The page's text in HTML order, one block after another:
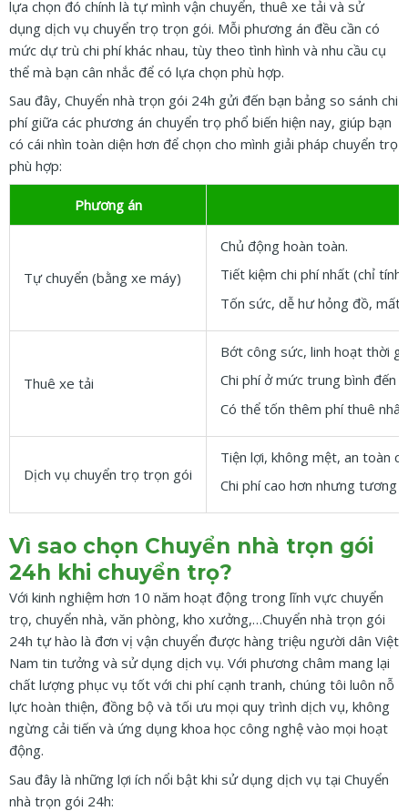
lựa chọn đó chính là tự mình vận chuyển, thuê xe tải và sử
dụng dịch vụ chuyển trọ trọn gói. Mỗi phương án đều cần có
mức dự trù chi phí khác nhau, tùy theo tình hình và nhu cầu cụ
thể mà bạn cân nhắc để có lựa chọn phù hợp.
Sau đây, Chuyển nhà trọn gói 24h gửi đến bạn bảng so sánh chi
phí giữa các phương án chuyển trọ phổ biến hiện nay, giúp bạn
có cái nhìn toàn diện hơn để chọn cho mình giải pháp chuyển trọ
phù hợp:
Phương án
Tự chuyển (bằng xe máy)
Chủ động hoàn toàn.
Tiết kiệm chi phí nhất (chỉ
Tốn sức, dễ hư hỏng đồ, mất
Thuê xe tải
Bớt công sức, linh hoạt thời
Chi phí ở mức trung bình đến
Có thể tốn thêm phí thuê
Dịch vụ chuyển trọ trọn gói
Tiện lợi, không mệt, an toàn
Chi phí cao hơn nhưng tương
Vì sao chọn Chuyển nhà trọn gói
24h khi chuyển trọ?
Với kinh nghiệm hơn 10 năm hoạt động trong lĩnh vực chuyển
trọ, chuyển nhà, văn phòng, kho xưởng,…Chuyển nhà trọn gói
24h tự hào là đơn vị vận chuyển được hàng triệu người dân Việt
Nam tin tưởng và sử dụng dịch vụ. Với phương châm mang lại
chất lượng phục vụ tốt với chi phí cạnh tranh, chúng tôi luôn nỗ
lực hoàn thiện, đồng bộ và tối ưu mọi quy trình dịch vụ, không
ngừng cải tiến và ứng dụng khoa học công nghệ vào mọi hoạt
động.
Sau đây là những lợi ích nổi bật khi sử dụng dịch vụ tại Chuyển
nhà trọn gói 24h: